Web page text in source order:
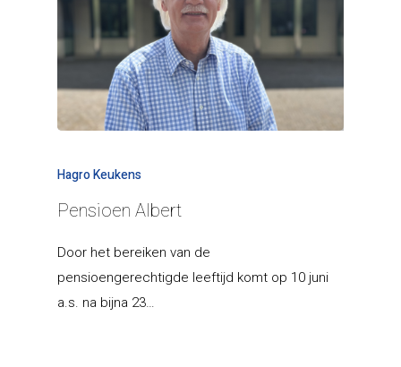
Hagro Keukens
Pensioen Albert
Door het bereiken van de
pensioengerechtigde leeftijd komt op 10 juni
a.s. na bijna 23…